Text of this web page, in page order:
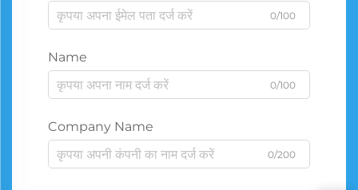
0/100
Name
0/100
Company Name
0/200